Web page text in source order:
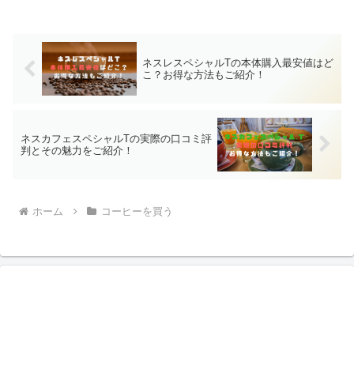
ネスレスペシャルTの本体購入最安値はど
こ？お得な方法もご紹介！
ネスカフェスペシャルTの実際の口コミ評
判とその魅力をご紹介！
ホーム コーヒーを買う